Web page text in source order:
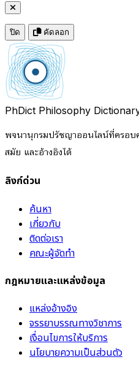
ปิด คัดลอก
PhDict Philosophy
พจนานุกรมปรัชญาออนไลน์ที่ครอ
สมัย และอ้างอิงได้
ลิงก์ด่วน
ค้นหา
เกี่ยวกับ
ติดต่อเรา
คณะผู้จัดทำ
กฎหมายและแหล่งข้อมูล
แหล่งอ้างอิง
จรรยาบรรณทางวิชาการ
เงื่อนไขการให้บริการ
นโยบายความเป็นส่วนตัว